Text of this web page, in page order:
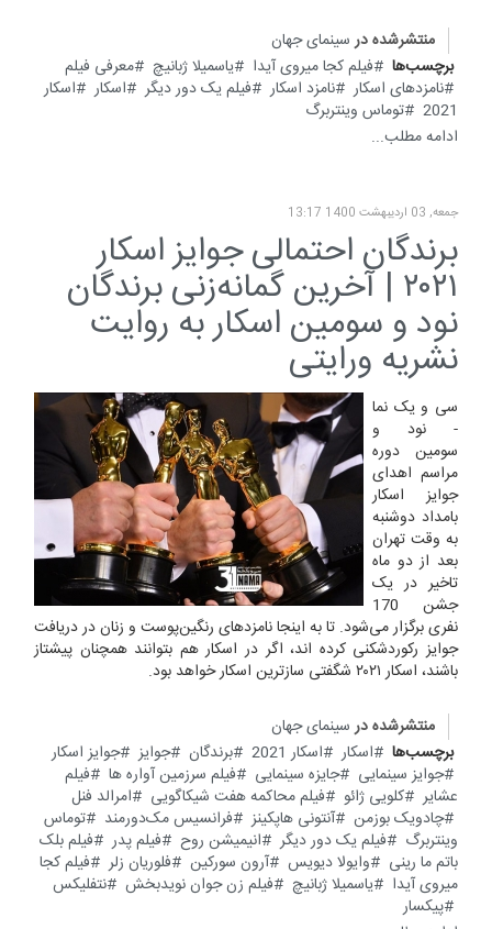
منتشرشده در سینمای جهان
برچسب‌ها
فیلم کجا میروی آیدا یاسمیلا ژبانیچ
معرفی فیلم
نامزدهای اسکار
نامزد اسکار فیلم یک دور دیگر اسکار
اسکار
2021
توماس وینتربرگ
ادامه مطلب...
جمعه, 03 ارديبهشت 1400 13:17
برندگان احتمالی جوایز اسکار
۲۰۲۱ | آخرین گمانه‌زنی برندگان
نود و سومین اسکار به روایت
نشریه ورایتی
سی و یک نما
- نود و
سومین دوره
مراسم اهدای
جوایز اسکار
بامداد دوشنبه
به وقت تهران
بعد از دو ماه
تاخیر در یک
جشن 170
نفری برگزار می‌شود. تا به اینجا نامزدهای رنگین‌پوست و زنان در دریافت
جوایز رکوردشکنی کرده اند، اگر در اسکار هم بتوانند همچنان پیشتاز
باشند، اسکار ۲۰۲۱ شگفتی سازترین اسکار خواهد بود.
منتشرشده در سینمای جهان
برچسب‌ها
اسکار اسکار 2021 برندگان جوایز
جوایز اسکار
جوایز سینمایی
جایزه سینمایی فیلم سرزمین آواره ها
فیلم
عشایر
کلویی ژائو فیلم محاکمه هفت شیکاگویی
امرالد فنل
چادویک بوزمن
آنتونی هاپکینز فرانسیس مک‌دورمند
توماس
وینتربرگ
فیلم یک دور دیگر انیمیشن روح فیلم پدر
فیلم بلک
باتم ما رینی
وایولا دیویس آرون سورکین فلوریان زلر
فیلم کجا
میروی آیدا
یاسمیلا ژبانیچ فیلم زن جوان نویدبخش
نتفلیکس
پیکسار